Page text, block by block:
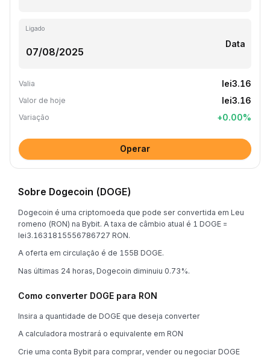
Ligado
Data
Valia lei3.16
Valor de hoje lei3.16
Variação +0.00%
Operar
Sobre Dogecoin (DOGE)
Dogecoin é uma criptomoeda que pode ser convertida em Leu
romeno (RON) na Bybit. A taxa de câmbio atual é 1 DOGE =
lei3.1631815556786727 RON.
A oferta em circulação é de 155B DOGE.
Nas últimas 24 horas, Dogecoin diminuiu 0.73%.
Como converter DOGE para RON
Insira a quantidade de DOGE que deseja converter
A calculadora mostrará o equivalente em RON
Crie uma conta Bybit para comprar, vender ou negociar DOGE